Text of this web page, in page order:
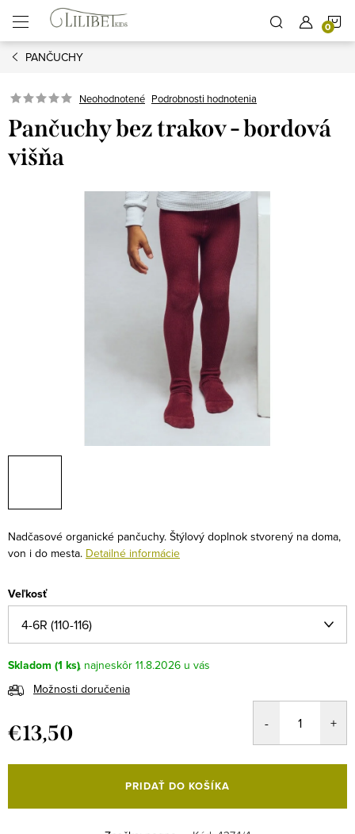
obsah
PANČUCHY
Neohodnotené Podrobnosti hodnotenia
Pančuchy bez trakov - bordová
višňa
Nadčasové organické pančuchy. Štýlový doplnok stvorený na doma,
von i do mesta. Detailné informácie
Veľkosť
Skladom (1 ks)
11.8.2026
Možnosti doručenia
€13,50
cena:
PRIDAŤ DO KOŠÍKA